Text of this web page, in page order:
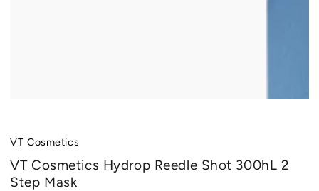
VT Cosmetics
VT Cosmetics Hydrop Reedle Shot 300hL 2
Step Mask